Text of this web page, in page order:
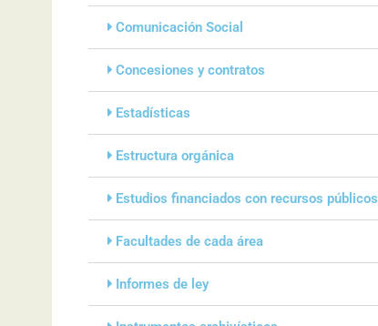
Comunicación Social
Concesiones y contratos
Estadísticas
Estructura orgánica
Estudios financiados con recursos públicos
Facultades de cada área
Informes de ley